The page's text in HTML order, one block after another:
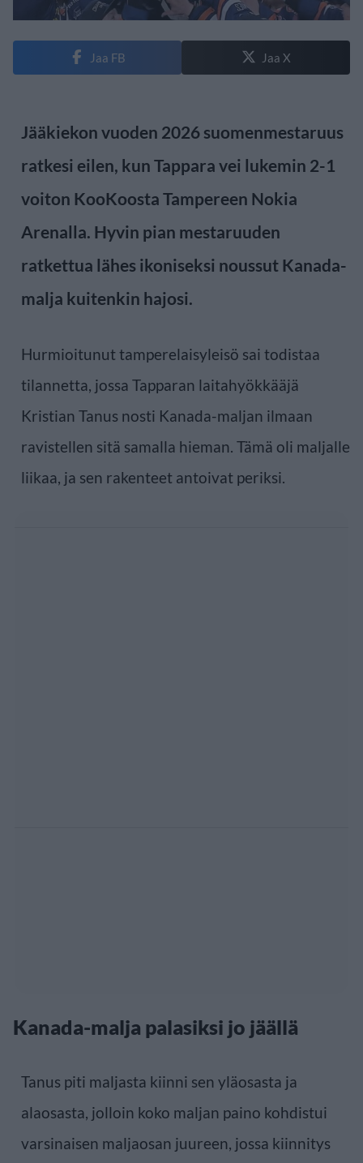
Jaa FB Jaa X
Jääkiekon vuoden 2026 suomenmestaruus
ratkesi eilen, kun Tappara vei lukemin 2-1
voiton KooKoosta Tampereen Nokia
Arenalla. Hyvin pian mestaruuden
ratkettua lähes ikoniseksi noussut Kanada-
malja kuitenkin hajosi.
Hurmioitunut tamperelaisyleisö sai todistaa
tilannetta, jossa Tapparan laitahyökkääjä
Kristian Tanus nosti Kanada-maljan ilmaan
ravistellen sitä samalla hieman. Tämä oli maljalle
liikaa, ja sen rakenteet antoivat periksi.
Kanada-malja palasiksi jo jäällä
Tanus piti maljasta kiinni sen yläosasta ja
alaosasta, jolloin koko maljan paino kohdistui
varsinaisen maljaosan juureen, jossa kiinnitys